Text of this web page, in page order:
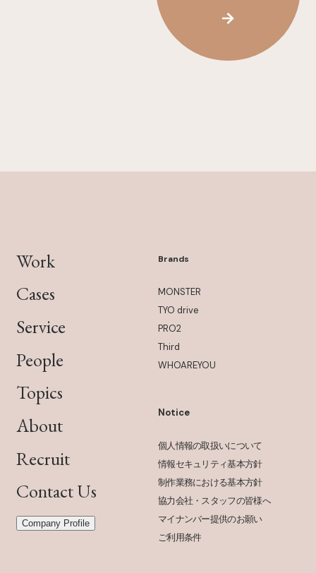
Work
Cases
Service
People
Topics
About
Recruit
Contact Us
Company Profile
Brands
MONSTER
TYO drive
PRO2
Third
WHOAREYOU
Notice
個人情報の取扱いについて
情報セキュリティ基本方針
制作業務における基本方針
協力会社・スタッフの皆様へ
マイナンバー提供のお願い
ご利用条件